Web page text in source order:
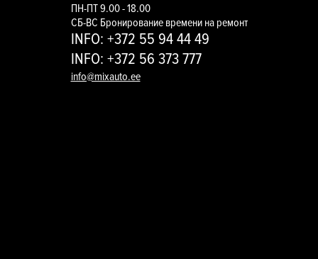
ПН-ПТ 9.00 - 18.00
СБ-ВС Бронирование времени на ремонт
INFO: +372 55 94 44 49
INFO: +372 56 373 777
info@mixauto.ee